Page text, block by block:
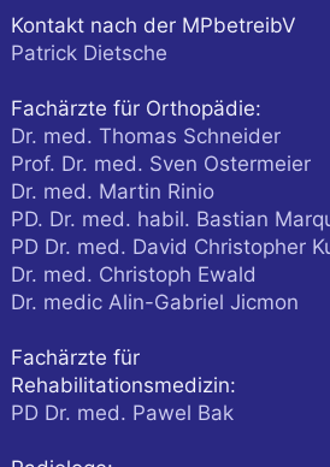
Kontakt nach der MPbetreibV
Patrick Dietsche
Fachärzte für Orthopädie:
Dr. med. Thomas Schneider
Prof. Dr. med. Sven Ostermeier
Dr. med. Martin Rinio
PD. Dr. med. habil. Bastian
PD Dr. med. David Christopher
Dr. med. Christoph Ewald
Dr. medic Alin-Gabriel Jicmon
Fachärzte für
Rehabilitationsmedizin:
PD Dr. med. Pawel Bak